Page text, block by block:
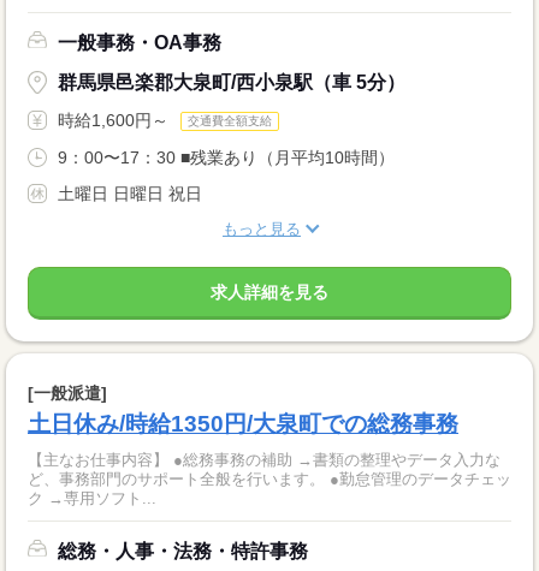
一般事務・OA事務
群馬県邑楽郡大泉町/西小泉駅（車 5分）
時給1,600円～ 交通費全額支給
9：00〜17：30 ■残業あり（月平均10時間）
土曜日 日曜日 祝日
もっと見る
求人詳細を見る
[一般派遣]
土日休み/時給1350円/大泉町での総務事務
【主なお仕事内容】 ●総務事務の補助 →書類の整理やデータ入力な
ど、事務部門のサポート全般を行います。 ●勤怠管理のデータチェッ
ク →専用ソフト...
総務・人事・法務・特許事務